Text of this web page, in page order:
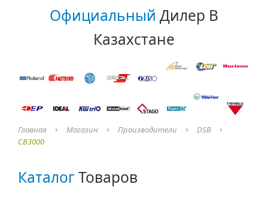
Официальный Дилер В
Казахстане
Главная Магазин Производители
DSB
CB3000
КаталогТоваров